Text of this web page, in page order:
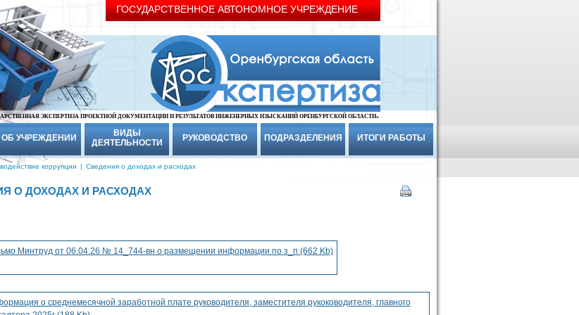
ГОСУДАРСТВЕННОЕ АВТОНОМНОЕ УЧРЕЖДЕНИЕ
ЭКСПЕРТИЗА ПРОЕКТНОЙ ДОКУМЕНТАЦИИ И РЕЗУЛЬТАТОВ ИНЖЕНЕРНЫХ ИЗЫСКАНИЙ ОРЕНБУРГСКОЙ ОБЛАСТИ»
ОБ УЧРЕЖДЕНИИ
ВИДЫ
ДЕЯТЕЛЬНОСТИ
РУКОВОДСТВО ПОДРАЗДЕЛЕНИЯ ИТОГИ РАБОТЫ
коррупции | Сведения о доходах и расходах
О ДОХОДАХ И РАСХОДАХ
Минтруд от 06.04.26 № 14_744-вн о размещении информации по з_п (662 Kb)
о среднемесячной заработной плате руководителя, заместителя рукоководителя, главного